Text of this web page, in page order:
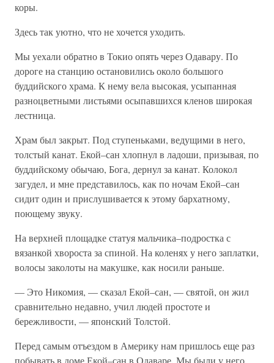
коры.
Здесь так уютно, что не хочется уходить.
Мы уехали обратно в Токио опять через Одавару. По
дороге на станцию остановились около большого
буддийского храма. К нему вела высокая, усыпанная
разноцветными листьями осыпавшихся кленов широкая
лестница.
Храм был закрыт. Под ступеньками, ведущими в него,
толстый канат. Екой–сан хлопнул в ладоши, призывая, по
буддийскому обычаю, Бога, дернул за канат. Колокол
загудел, и мне представилось, как по ночам Екой–сан
сидит один и прислушивается к этому бархатному,
поющему звуку.
На верхней площадке статуя мальчика–подростка с
вязанкой хвороста за спиной. На коленях у него заплатки,
волосы заколоты на макушке, как носили раньше.
— Это Никомия, — сказал Екой–сан, — святой, он жил
сравнительно недавно, учил людей простоте и
бережливости, — японский Толстой.
Перед самым отъездом в Америку нам пришлось еще раз
побывать в доме Екой–сан в Одаваре. Мы были у него